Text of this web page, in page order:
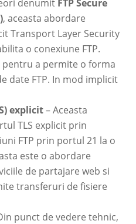
denumit FTP Secure
, aceasta abordare
Transport Layer Security
o conexiune FTP.
pentru a permite o forma
date FTP. In mod implicit
explicit– Aceasta
TLS explicit prin
FTP prin portul 21 la o
este o abordare
de partajare web si
transferuri de fisiere
punct de vedere tehnic,